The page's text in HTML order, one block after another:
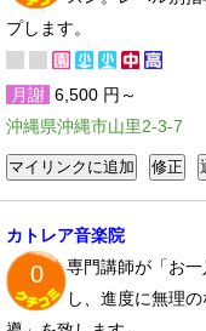
プします。
月謝 6,500 円～
沖縄県沖縄市山里2-3-7
カトレア音楽院
0
専門講師が「お
し、進度に無理